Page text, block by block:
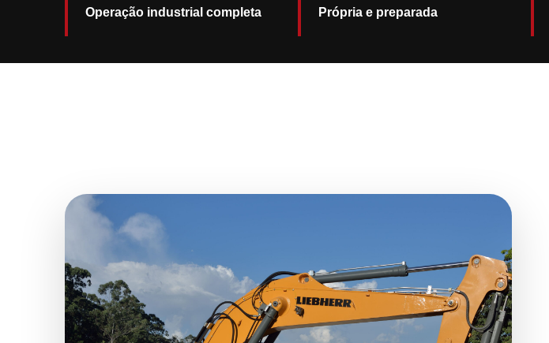
Operação industrial completa Própria e preparada